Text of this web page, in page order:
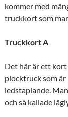
kommer med
truckkort som
Truckkort A
Det här är ett
plocktruck som
ledstaplande.
och så kallade